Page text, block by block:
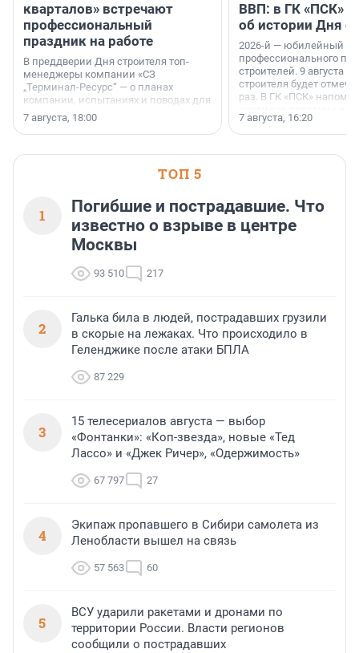
кварталов» встречают
профессиональный
праздник на работе
В преддверии Дня строителя топ-
менеджеры компании «СЗ
„Терминал-Ресурс“ — о планах
компании, испытаниях и поводах для
осторожного оптимизма.
7 августа, 18:00
ВВП: в ГК «ПСК»
об истории Дня
2026-й — юбилейный
профессионального
строителей. 9 августа
строителя будет
раз. В ГК «ПСК»
поменялась роль
7 августа, 16:20
ТОП 5
1
Погибшие и пострадавшие. Что
известно о взрыве в центре
Москвы
93 510 217
2
Галька била в людей, пострадавших грузили
в скорые на лежаках. Что происходило в
Геленджике после атаки БПЛА
87 229
3
15 телесериалов августа — выбор
«Фонтанки»: «Коп-звезда», новые «Тед
Лассо» и «Джек Ричер», «Одержимость»
67 797 27
4
Экипаж пропавшего в Сибири самолета из
Ленобласти вышел на связь
57 563 60
5
ВСУ ударили ракетами и дронами по
территории России. Власти регионов
сообщили о пострадавших